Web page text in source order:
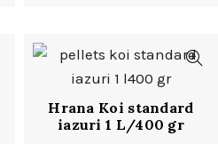
Hrana Koi standard
iazuri 1 L/400 gr